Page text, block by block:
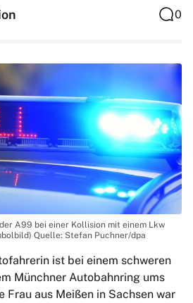
0
A99 bei einer Kollision mit einem Lkw
Quelle: Stefan Puchner/dpa
ist bei einem schweren
Münchner Autobahnring ums
Frau aus Meißen in Sachsen war